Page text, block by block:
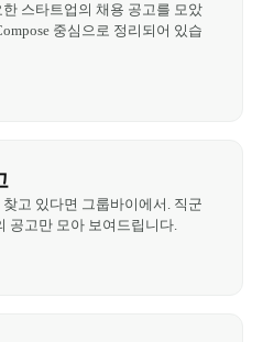
스타트업의 채용 공고를 모았
중심으로 정리되어 있습
고 있다면 그룹바이에서. 직군
공고만 모아 보여드립니다.